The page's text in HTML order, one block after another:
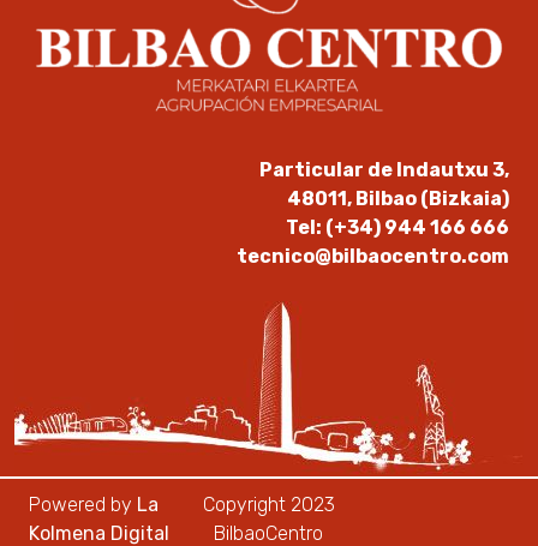
Particular de Indautxu 3,
48011, Bilbao (Bizkaia)
Tel: (+34) 944 166 666
tecnico@bilbaocentro.com
Powered by La
Kolmena Digital
Copyright 2023
BilbaoCentro